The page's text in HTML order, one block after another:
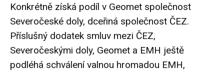
Konkrétně získá podíl v Geomet společnost
Severočeské doly, dceřiná společnost ČEZ.
Příslušný dodatek smluv mezi ČEZ,
Severočeskými doly, Geomet a EMH ještě
podléhá schválení valnou hromadou EMH,